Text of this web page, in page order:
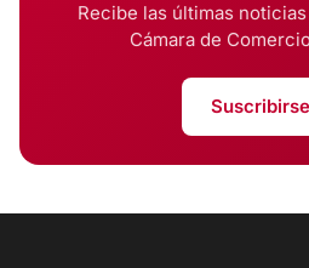
Recibe las últimas
Cámara de
Suscribirse